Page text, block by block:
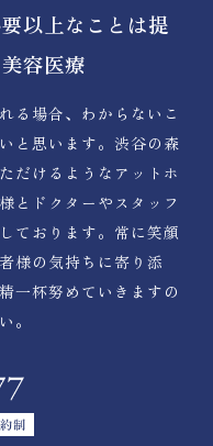
以上なことは提
容医療
る場合、わからないこ
と思います。渋谷の森
だけるようなアットホ
とドクターやスタッフ
ております。常に笑顔
様の気持ちに寄り添
一杯努めていきますの
。